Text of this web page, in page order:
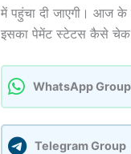
में पहुंचा दी जाएगी। आज
इसका पेमेंट स्टेटस कैसे चेक
WhatsApp Group
Telegram Group